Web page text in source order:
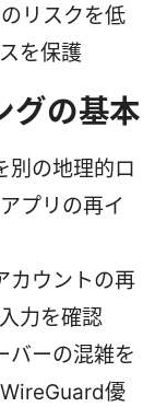
リスクを低
を保護
グの基本
別の地理的ロ
プリの再イ
カウントの再
力を確認
バーの混雑を
優